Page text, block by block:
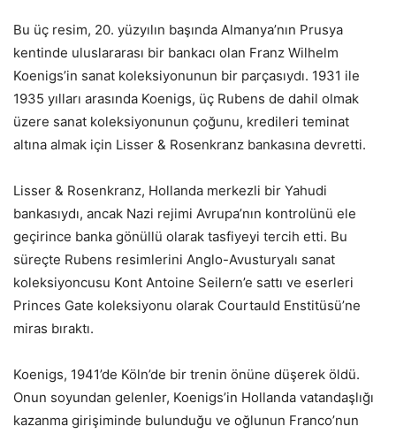
Bu üç resim, 20. yüzyılın başında Almanya’nın Prusya
kentinde uluslararası bir bankacı olan Franz Wilhelm
Koenigs’in sanat koleksiyonunun bir parçasıydı. 1931 ile
1935 yılları arasında Koenigs, üç Rubens de dahil olmak
üzere sanat koleksiyonunun çoğunu, kredileri teminat
altına almak için Lisser & Rosenkranz bankasına devretti.
Lisser & Rosenkranz, Hollanda merkezli bir Yahudi
bankasıydı, ancak Nazi rejimi Avrupa’nın kontrolünü ele
geçirince banka gönüllü olarak tasfiyeyi tercih etti. Bu
süreçte Rubens resimlerini Anglo-Avusturyalı sanat
koleksiyoncusu Kont Antoine Seilern’e sattı ve eserleri
Princes Gate koleksiyonu olarak Courtauld Enstitüsü’ne
miras bıraktı.
Koenigs, 1941’de Köln’de bir trenin önüne düşerek öldü.
Onun soyundan gelenler, Koenigs’in Hollanda vatandaşlığı
kazanma girişiminde bulunduğu ve oğlunun Franco’nun